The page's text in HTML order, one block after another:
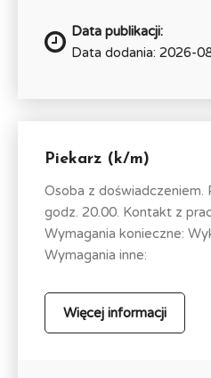
Data publikacji:
Data dodania: 2026-
Piekarz (k/m)
Osoba z doświadczeniem.
godz. 20.00. Kontakt z
Wymagania konieczne:
Wymagania inne:
Więcej informacji